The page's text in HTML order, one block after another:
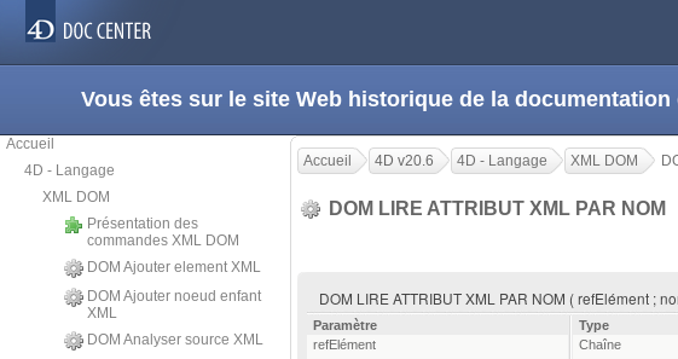
Vous êtes sur le site Web historique de la
Accueil
4D - Langage
XML DOM
Présentation des
commandes XML DOM
DOM Ajouter element XML
DOM Ajouter noeud enfant
XML
DOM Analyser source XML
Accueil 4D v20.6 4D - Langage XML DOM
DOM LIRE ATTRIBUT XML PAR NOM
DOM LIRE ATTRIBUT XML PAR NOM ( refElément ;
Paramètre Type
refElément
Chaîne